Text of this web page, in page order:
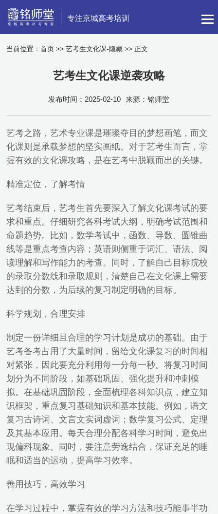
专注京城高考培训
当前位置：首页 >>艺考生文化课-隐藏 >> 正文
艺考生文化课逆袭攻略
发布时间：2025-02-10 来源：铭师堂
艺考之路，艺术专业课是璀璨夺目的梦想画笔，而文
化课则是承载梦想的坚实画纸。对于艺考生而言，掌
握有效的文化课攻略，是在艺考中脱颖而出的关键。
精准定位，了解考情
艺考结束后，艺考生首先要深入了解文化课考试的要
求和重点。仔细研究各科考试大纲，明确考试范围和
命题趋势。比如，数学考试中，函数、导数、圆锥曲
线等是重点考查内容；英语则侧重于词汇、语法、阅
读理解和写作能力的考查。同时，了解自己目标院校
的录取分数线和录取规则，清楚自己在文化课上需要
达到的分数，为后续的复习制定明确的目标。
科学规划，合理安排
制定一份详细且合理的学习计划是成功的基础。由于
艺考备考占用了大量时间，留给文化课复习的时间相
对紧张，因此要充分利用每一分每一秒。将复习时间
划分为不同阶段，如基础巩固、强化提升和冲刺模
拟。在基础巩固阶段，全面梳理各科知识点，建立知
识框架，重点复习基础知识和基本技能。例如，语文
复习古诗词、文言文实词虚词；数学复习公式、定理
及其基本应用。每天合理分配各科学习时间，避免出
现偏科现象。同时，要注意劳逸结合，保证充足的睡
眠和适当的运动，提高学习效率。
善用技巧，高效学习
在学习过程中，掌握有效的学习方法和技巧能事半功